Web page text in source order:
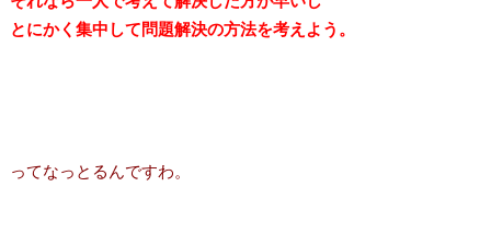
とにかく集中して問題解決の方法を考えよう。
ってなっとるんですわ。